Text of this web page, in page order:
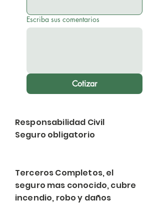
Escriba sus comentarios
Cotizar
Responsabilidad Civil
Seguro obligatorio
Terceros Completos, el
seguro mas conocido, cubre
incendio, robo y daños